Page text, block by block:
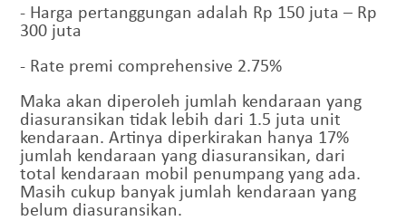
- Harga pertanggungan adalah Rp 150 juta – Rp
300 juta
- Rate premi comprehensive 2.75%
Maka akan diperoleh jumlah kendaraan yang
diasuransikan tidak lebih dari 1.5 juta unit
kendaraan. Artinya diperkirakan hanya 17%
jumlah kendaraan yang diasuransikan, dari
total kendaraan mobil penumpang yang ada.
Masih cukup banyak jumlah kendaraan yang
belum diasuransikan.